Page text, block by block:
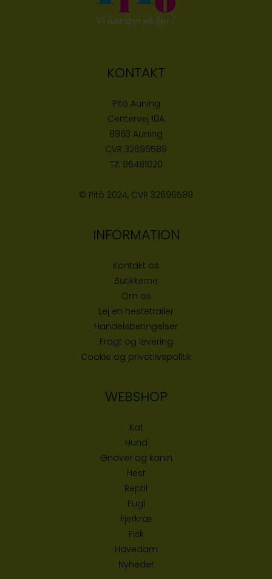
KONTAKT
Pitó Auning
Centervej 10A
8963 Auning
CVR 32696589
Tlf: 86481020
© Pitó 2024, CVR 32696589
INFORMATION
Kontakt os
Butikkerne
Om os
Lej en hestetrailer
Handelsbetingelser
Fragt og levering
Cookie og privatlivspolitik
WEBSHOP
Kat
Hund
Gnaver og kanin
Hest
Reptil
Fugl
Fjerkræ
Fisk
Havedam
Nyheder